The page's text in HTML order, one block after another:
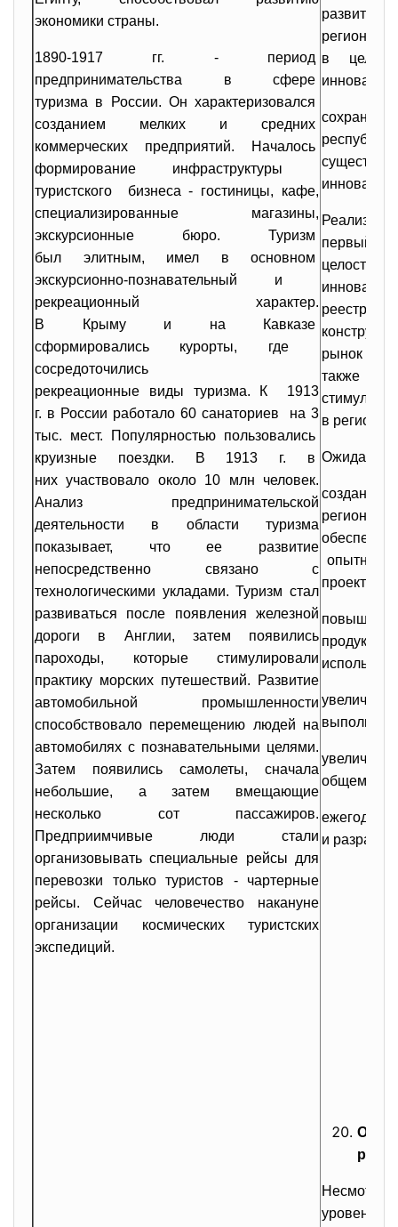
экономики страны.
1890-1917 гг. - период
предпринимательства в сфере
туризма в России. Он характеризовался
созданием мелких и средних
коммерческих предприятий.
Началось
формирование инфраструктуры
туристского бизнеса - гостиницы, кафе,
специализированные магазины,
экскурсионные бюро. Туризм
был элитным, имел в основном
экскурсионно-познавательный и
рекреационный характер.
В Крыму и на Кавказе
сформировались курорты, где
сосредоточились
рекреационные виды туризма. К 1913
г. в России работало 60 санаториев на 3
тыс. мест. Популярностью пользовались
круизные поездки. В 1913 г. в
них участвовало около 10 млн человек.
Анализ предпринимательской
деятельности в области туризма
показывает, что ее развитие
непосредственно связано с
технологическими укладами. Туризм стал
развиваться после появления железной
дороги в Англии, затем появились
пароходы, которые стимулировали
практику морских путешествий. Развитие
автомобильной промышленности
способствовало перемещению людей на
автомобилях с познавательными целями.
Затем появились самолеты, сначала
небольшие, а затем вмещающие
несколько сот пассажиров.
Предприимчивые люди стали
организовывать специальные рейсы для
перевозки только туристов - чартерные
рейсы. Сейчас человечество накануне
организации космических туристских
экспедиций.
развитие
в
первый
реестра
рынок
также
в регионе.
создание
опытный
проект –
общем
и